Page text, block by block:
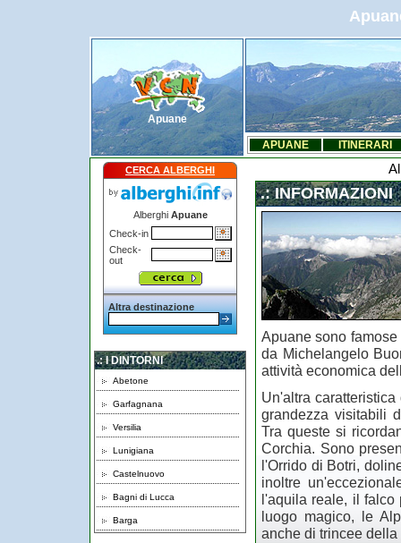
Apuane
APUANE ITINERARI
CERCA ALBERGHI
Alberghi Apuane
Check-in
Check-
out
Altra destinazione
.: I DINTORNI
Abetone
Garfagnana
Versilia
Lunigiana
Castelnuovo
Bagni di Lucca
Barga
.: INFORMAZIONI
Apuane sono
da Michelangelo
attività economica
Un'altra
grandezza visitabili
Tra queste si
Corchia. Sono
l'Orrido di Botri,
inoltre
l'aquila reale, il falco
luogo magico, le
anche di trincee